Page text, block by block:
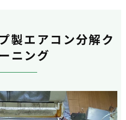
製エアコン分解ク
ニング